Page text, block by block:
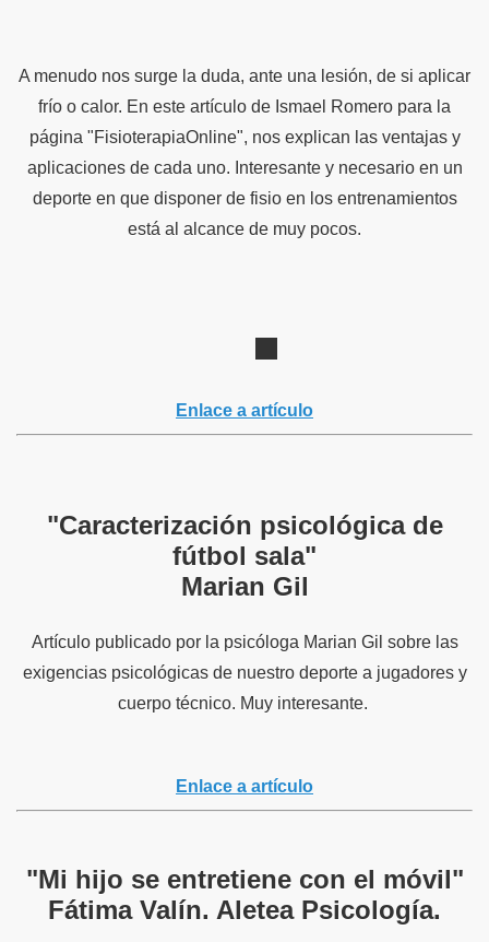
A menudo nos surge la duda, ante una lesión, de si aplicar
frío o calor. En este artículo de Ismael Romero para la
página "FisioterapiaOnline", nos explican las ventajas y
aplicaciones de cada uno. Interesante y necesario en un
deporte en que disponer de fisio en los entrenamientos
está al alcance de muy pocos.
Enlace a artículo
"Caracterización psicológica de
fútbol sala"
Marian Gil
Artículo publicado por la psicóloga Marian Gil sobre las
exigencias psicológicas de nuestro deporte a jugadores y
cuerpo técnico. Muy interesante.
Enlace a artículo
"Mi hijo se entretiene con el móvil"
Fátima Valín. Aletea Psicología.